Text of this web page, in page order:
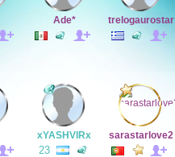
Ade* trelogaurostar
xYASHVIRx
23
sarastarlove2